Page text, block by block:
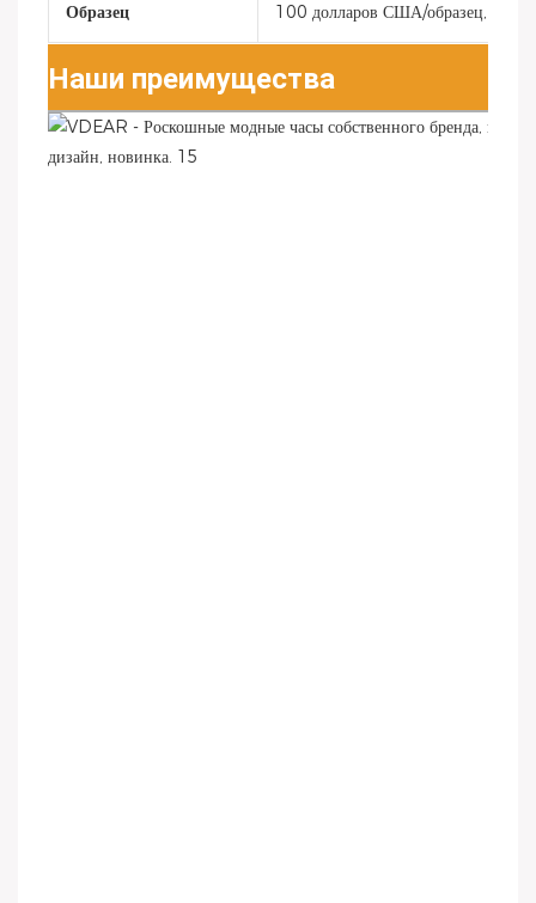
Образец 100 долларов США/образец, 50
Наши преимущества